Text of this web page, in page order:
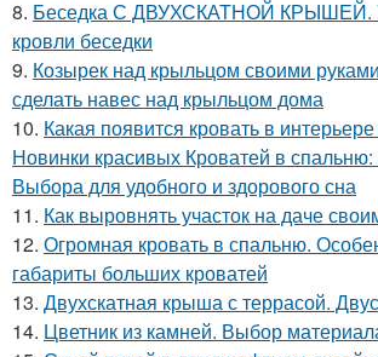
8. Беседка С ДВУХСКАТНОЙ КРЫШЕЙ.
кровли беседки
9. Козырек над крыльцом своими
сделать навес над крыльцом дома
10. Какая появится кровать в
Новинки красивых Кроватей в
Выбора для удобного и здорового сна
11. Как выровнять участок на даче
12. Огромная кровать в спальню.
габариты больших кроватей
13. Двухскатная крыша с террасой.
14. Цветник из камней. Выбор